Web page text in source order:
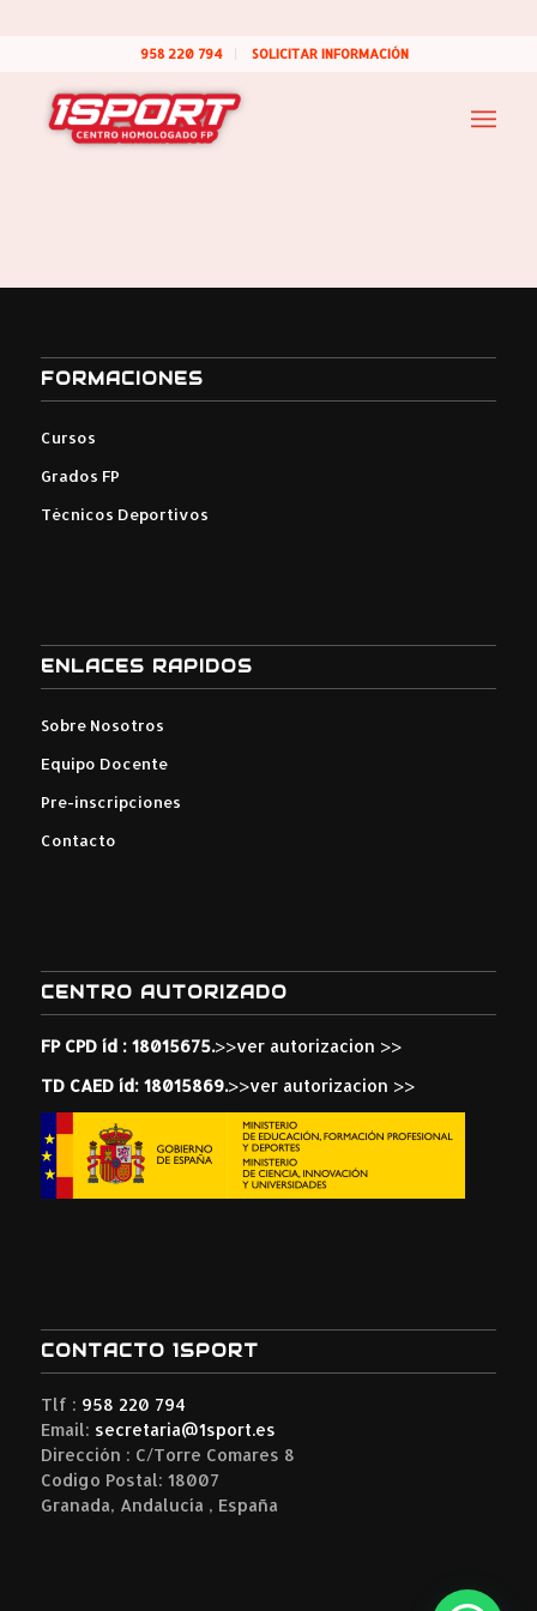
958 220 794 SOLICITAR INFORMACIÓN
FORMACIONES
Cursos
Grados FP
Técnicos Deportivos
ENLACES RAPIDOS
Sobre Nosotros
Equipo Docente
Pre-inscripciones
Contacto
CENTRO AUTORIZADO
FP CPD íd : 18015675.>>ver autorizacion >>
TD CAED íd: 18015869.>>ver autorizacion >>
CONTACTO 1SPORT
Tlf : 958 220 794
Email: secretaria@1sport.es
Dirección : C/Torre Comares 8
Codigo Postal: 18007
Granada, Andalucía , España